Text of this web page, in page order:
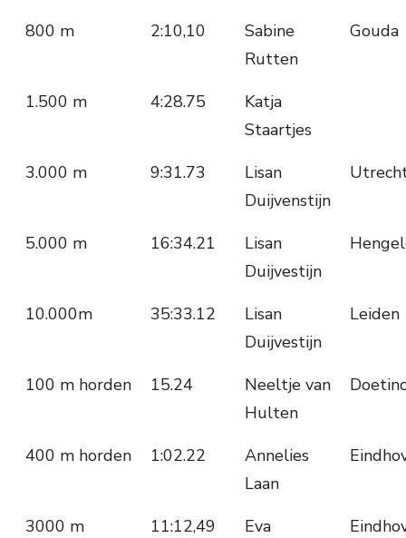
800 m 2:10,10
Sabine
Rutten
Gouda
1.500 m 4:28.75
Katja
Staartjes
3.000 m
9:31.73
Lisan
Duijvenstijn
5.000 m 16:34.21
Lisan
Duijvestijn
10.000m 35:33.12
Lisan
Duijvestijn
Leiden
100 m horden 15.24
Neeltje van
Hulten
400 m horden 1:02.22
Annelies
Laan
3000 m
11:12,49
Eva